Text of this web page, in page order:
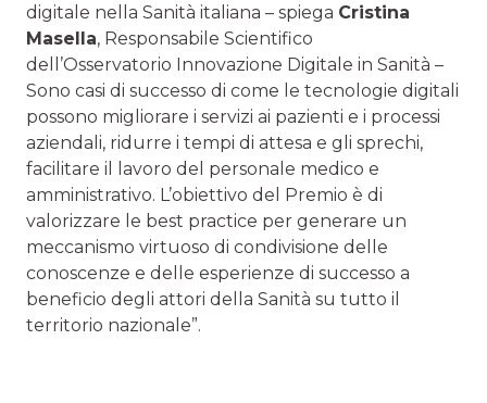
digitale nella Sanità italiana – spiega Cristina
Masella, Responsabile Scientifico
dell’Osservatorio Innovazione Digitale in Sanità –
Sono casi di successo di come le tecnologie digitali
possono migliorare i servizi ai pazienti e i processi
aziendali, ridurre i tempi di attesa e gli sprechi,
facilitare il lavoro del personale medico e
amministrativo. L’obiettivo del Premio è di
valorizzare le best practice per generare un
meccanismo virtuoso di condivisione delle
conoscenze e delle esperienze di successo a
beneficio degli attori della Sanità su tutto il
territorio nazionale”.